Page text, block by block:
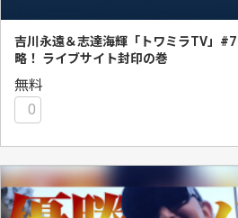
吉川永遠＆志達海輝「トワミラTV」
略！ ライブサイト封印の巻
無料
0